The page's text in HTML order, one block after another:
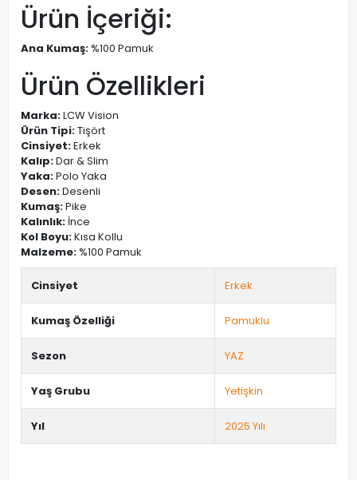
Ürün İçeriği:
Ana Kumaş: %100 Pamuk
Ürün Özellikleri
Marka:LCW Vision
Ürün Tipi:Tişört
Cinsiyet:Erkek
Kalıp:Dar & Slim
Yaka:Polo Yaka
Desen:Desenli
Kumaş:Pike
Kalınlık: İnce
Kol Boyu:Kısa Kollu
Malzeme: %100 Pamuk
Cinsiyet Erkek
Kumaş Özelliği Pamuklu
Sezon YAZ
Yaş Grubu Yetişkin
Yıl 2025 Yılı